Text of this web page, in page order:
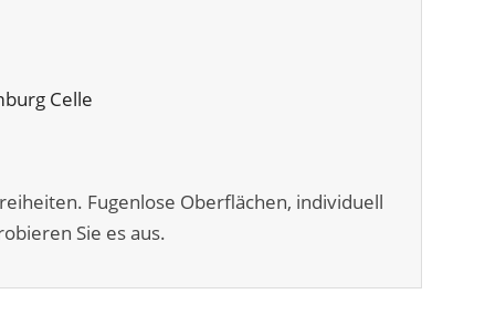
Fugenlose Oberflächen, individuell
Sie es aus.